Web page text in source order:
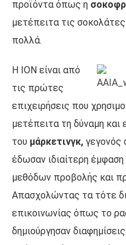
προϊόντα όπως η
μετέπειτα τις σοκολάτες
πολλά.
Η ΙΟΝ είναι από
τις πρώτες
επιχειρήσεις που
μετέπειτα τη δύναμη και
του μάρκετινγκ, γεγονός
έδωσαν ιδιαίτερη
μεθόδων προβολής και
Απασχολώντας τα τότε
επικοινωνίας όπως το
δημιούργησαν